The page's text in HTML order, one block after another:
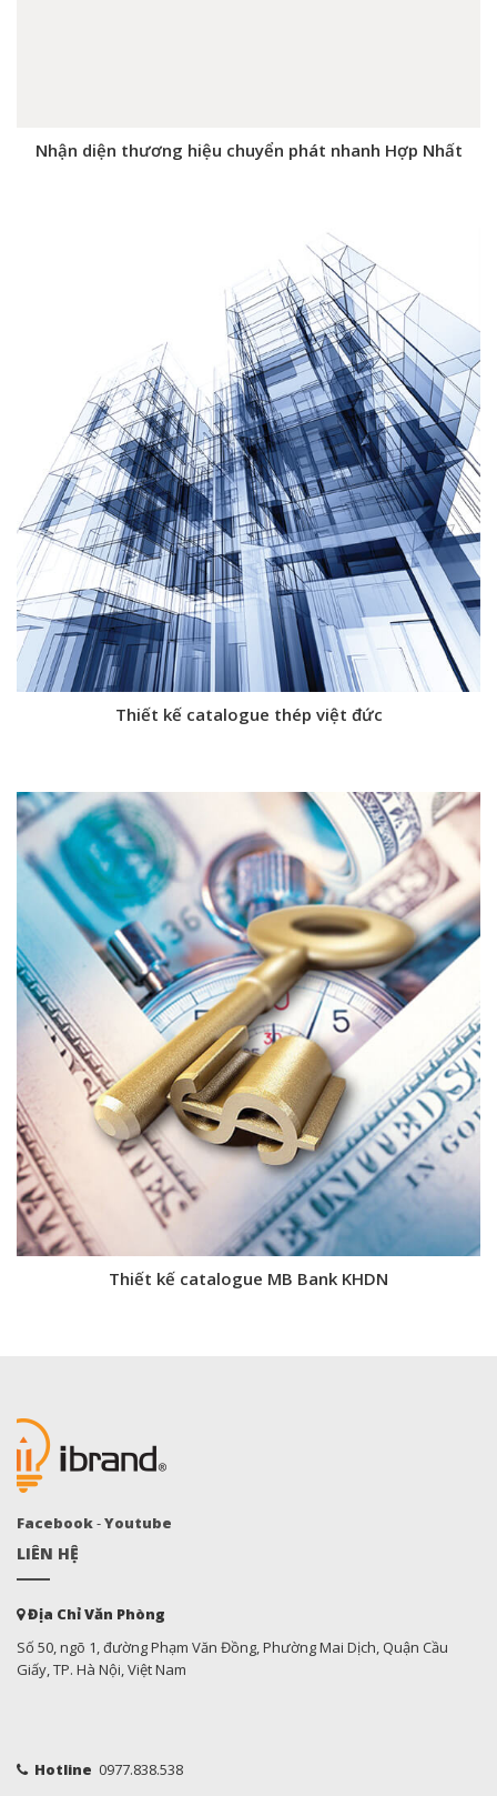
Nhận diện thương hiệu chuyển phát nhanh Hợp Nhất
Thiết kế catalogue thép việt đức
Thiết kế catalogue MB Bank KHDN
Facebook-Youtube
LIÊN HỆ
Địa Chỉ Văn Phòng
Số 50, ngõ 1, đường Phạm Văn Đồng, Phường Mai Dịch, Quận Cầu
Giấy, TP. Hà Nội, Việt Nam
Hotline 0977.838.538